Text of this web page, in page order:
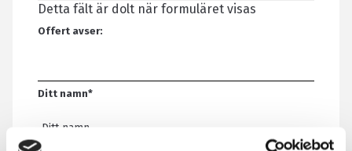
Detta fält är dolt när formuläret visas
Offert avser:
Ditt namn*